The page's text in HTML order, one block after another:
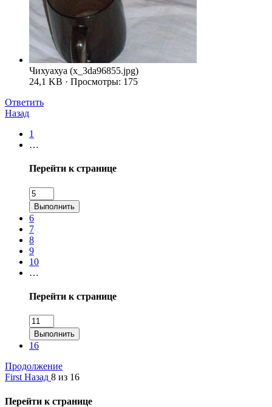
Чихуахуа (x_3da96855.jpg)
24,1 KB · Просмотры: 175
Ответить
Назад
1
…
Перейти к странице
Выполнить
6
7
8
9
10
…
Перейти к странице
Выполнить
16
Продолжение
First Назад 8 из 16
Перейти к странице